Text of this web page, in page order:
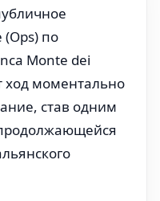
по
Monte dei
ход моментально
став одним